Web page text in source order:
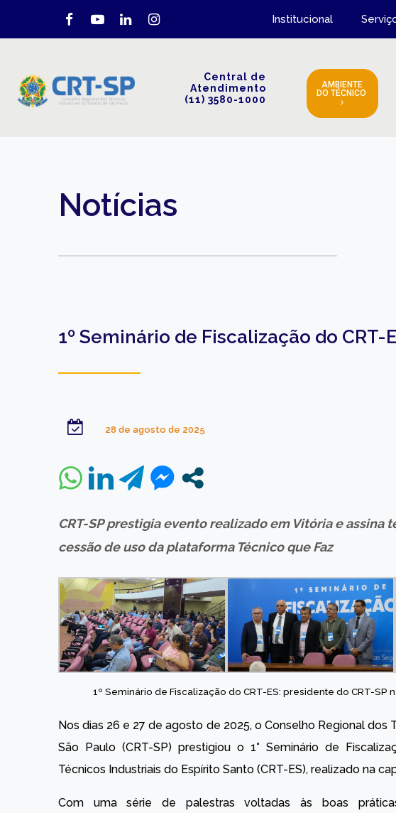
Institucional
Central de
Atendimento
(11) 3580-1000
AMBIENTE
DO TÉCNICO
Notícias
1º Seminário de Fiscalização do CRT-
28 de agosto de 2025
CRT-SP prestigia evento realizado em Vitória e assina
cessão de uso da plataforma Técnico que Faz
1º Seminário de Fiscalização do CRT-ES: presidente do CRT-SP
Nos dias 26 e 27 de agosto de 2025, o Conselho Regional dos
São Paulo (CRT-SP) prestigiou o 1° Seminário de
Técnicos Industriais do Espírito Santo (CRT-ES), realizado na
Com uma série de palestras voltadas às boas